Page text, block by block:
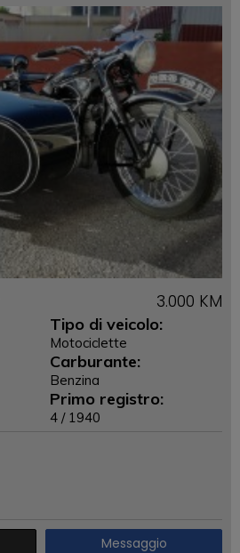
3.000 KM
Tipo di veicolo:
Motociclette
Carburante:
Benzina
Primo registro:
4 / 1940
Messaggio